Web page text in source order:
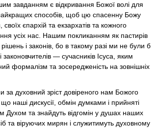
завданням є відкривання Божої волі для
способів, щоб цю спасенну Божу
своїх єпархій та екзархатів та кожного
усіх нас. Нашим покликанням як пастирів
і законів, бо в такому разі ми не були б
— сучасників Ісуса, яким
формалізм та зосередженість на зовнішніх
за духовний зріст довіреного нам Божого
наші дискусії, обмін думками і прийняті
Духом та знайдуть відгомін у душах наших
та віруючих мирян і служитимуть духовному